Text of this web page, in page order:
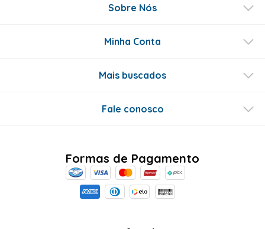
Sobre Nós
Minha Conta
Mais buscados
Fale conosco
Formas de Pagamento